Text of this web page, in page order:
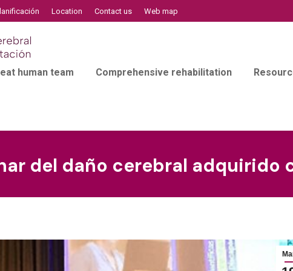
Location Contact us Web map
human team Comprehensive rehabilitation
del daño cerebral adquirido